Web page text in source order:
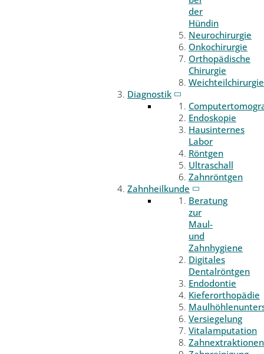
der
Hündin
Neurochirurgie
Onkochirurgie
Orthopädische
Chirurgie
Weichteilchirurgie
Diagnostik
Endoskopie
Hausinternes
Labor
Röntgen
Ultraschall
Zahnröntgen
Zahnheilkunde
Beratung
zur
Maul-
und
Zahnhygiene
Digitales
Dentalröntgen
Endodontie
Kieferorthopädie
Versiegelung
Vitalamputation
Zahnextraktionen